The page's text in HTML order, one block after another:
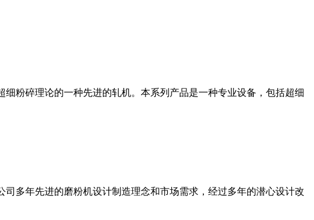
粉碎理论的一种先进的轧机。本系列产品是一种专业设备，包括超细
多年先进的磨粉机设计制造理念和市场需求，经过多年的潜心设计改